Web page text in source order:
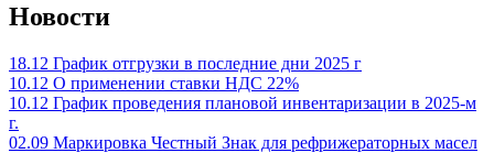
Новости
18.12 График отгрузки в последние дни 2025 г
10.12 О применении ставки НДС 22%
10.12 График проведения плановой инвентаризации в 2025-м
г.
02.09 Маркировка Честный Знак для рефрижераторных масел